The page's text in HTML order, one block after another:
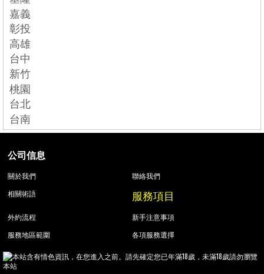
嘉義
彰投
高雄
台中
新竹
桃園
台北
台南
公司信息
關於我們
聯絡我們
相關術語
服務項目
外約流程
新手注意事項
服務地區範圍
各項服務選擇
本站含有情色資訊，在您進入之前。請先確定您已年滿18歲，未滿18歲請勿瀏覽
本站